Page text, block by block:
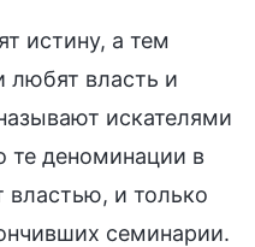
истину, а тем
любят власть и
искателями
те деноминации в
и только
семинарии.